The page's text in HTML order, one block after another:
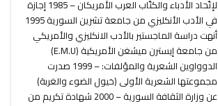
لإتّحاد الأدباء والكتّاب العرب الأمريكان – 1985 إجازة
في الأدب الأنكليزي من جامعة تشرين السورية 1995
أنهت دراسة الماجستير بالأدب الانكليزي والأمريكي
من جامعة إيسترن ميشغن الأمريكية (E.M.U)
الدوواوين الشعرية والمؤلفات: – 1999 صدرت
مجموعتها الشعرية الأولى (خيول الضوء والغربة)
عن وزارة الثقافة السورية – 2000 شهادة تكريم من